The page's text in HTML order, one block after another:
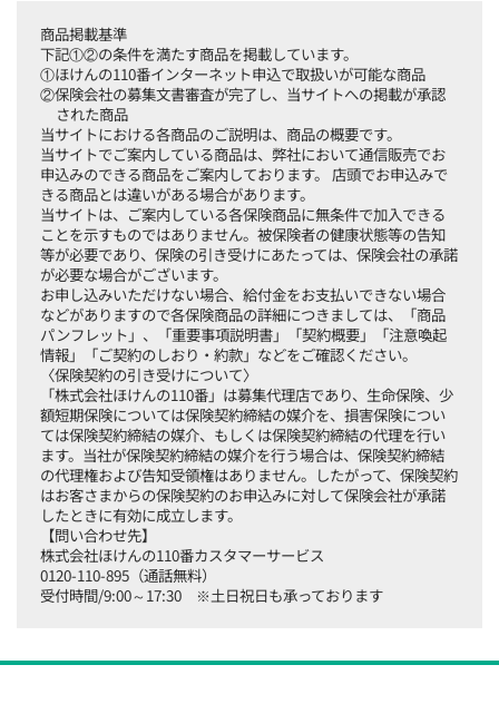
商品掲載基準
下記①②の条件を満たす商品を掲載しています。
①ほけんの110番インターネット申込で取扱いが可能な商品
②保険会社の募集文書審査が完了し、当サイトへの掲載が承認
された商品
当サイトにおける各商品のご説明は、商品の概要です。
当サイトでご案内している商品は、弊社において通信販売でお
申込みのできる商品をご案内しております。 店頭でお申込みで
きる商品とは違いがある場合があります。
当サイトは、ご案内している各保険商品に無条件で加入できる
ことを示すものではありません。被保険者の健康状態等の告知
等が必要であり、保険の引き受けにあたっては、保険会社の承諾
が必要な場合がございます。
お申し込みいただけない場合、給付金をお支払いできない場合
などがありますので各保険商品の詳細につきましては、「商品
パンフレット」、「重要事項説明書」「契約概要」「注意喚起
情報」「ご契約のしおり・約款」などをご確認ください。
〈保険契約の引き受けについて〉
「株式会社ほけんの110番」は募集代理店であり、生命保険、少
額短期保険については保険契約締結の媒介を、損害保険につい
ては保険契約締結の媒介、もしくは保険契約締結の代理を行い
ます。当社が保険契約締結の媒介を行う場合は、保険契約締結
の代理権および告知受領権はありません。したがって、保険契約
はお客さまからの保険契約のお申込みに対して保険会社が承諾
したときに有効に成立します。
【問い合わせ先】
株式会社ほけんの110番カスタマーサービス
0120-110-895（通話無料）
受付時間/9:00～17:30 ※土日祝日も承っております